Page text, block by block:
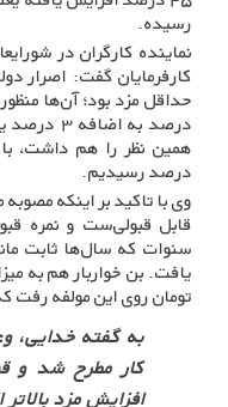
رسیده.
نماینده کارگران در
درصد رسیدیم.
وی با تاکید بر اینکه
قابل قبولی‌ست و نمره
تومان روی این مولفه
به گفته خدایی،
کار مطرح شد و
افزایش مزد